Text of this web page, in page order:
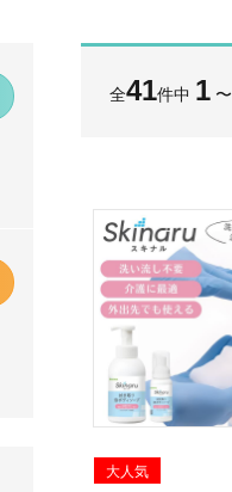
全41件中 1 〜
大人気